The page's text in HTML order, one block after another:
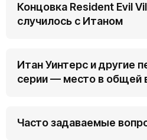
Концовка Resident Evil
случилось с Итаном
Итан Уинтерс и другие
серии — место в общей
Часто задаваемые